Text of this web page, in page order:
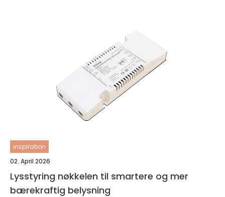
inspiration
02. April 2026
Lysstyring nøkkelen til smartere og mer
bærekraftig belysning